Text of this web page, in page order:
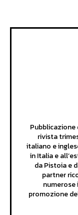
Pubblicazione
rivista
italiano e
in Italia e
da Pistoia e
partner
promozione